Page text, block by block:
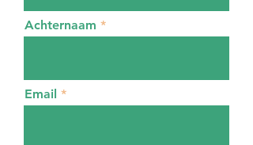
Achternaam
Email